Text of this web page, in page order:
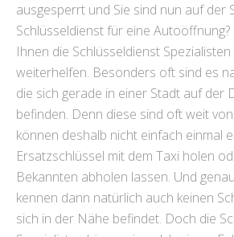
ausgesperrt und Sie sind nun auf der
Schlüsseldienst für eine
Ihnen die Schlüsseldienst
weiterhelfen. Besonders oft sind es
die sich gerade in einer Stadt auf der
befinden. Denn diese sind oft weit
können deshalb nicht einfach einmal
Ersatzschlüssel mit dem Taxi holen
Bekannten abholen lassen. Und
kennen dann natürlich auch keinen
sich in der Nähe befindet. Doch die